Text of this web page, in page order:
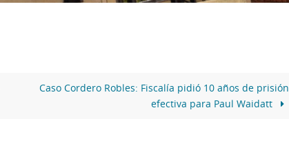
Caso Cordero Robles: Fiscalía pidió 10 años de prisión
efectiva para Paul Waidatt